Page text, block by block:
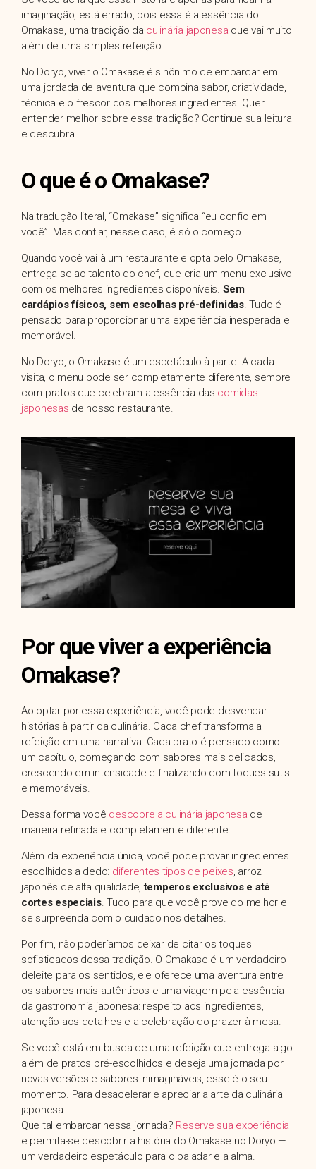
imaginação, está errado, pois essa é a essência do
Omakase, uma tradição da culinária japonesa que vai muito
além de uma simples refeição.
No Doryo, viver o Omakase é sinônimo de embarcar em
uma jordada de aventura que combina sabor, criatividade,
técnica e o frescor dos melhores ingredientes. Quer
entender melhor sobre essa tradição? Continue sua leitura
e descubra!
O que é o Omakase?
Na tradução literal, “Omakase” significa “eu confio em
você”. Mas confiar, nesse caso, é só o começo.
Quando você vai à um restaurante e opta pelo Omakase,
entrega-se ao talento do chef, que cria um menu exclusivo
com os melhores ingredientes disponíveis. Sem
cardápios físicos, sem escolhas pré-definidas. Tudo é
pensado para proporcionar uma experiência inesperada e
memorável.
No Doryo, o Omakase é um espetáculo à parte. A cada
visita, o menu pode ser completamente diferente, sempre
com pratos que celebram a essência das comidas
japonesas de nosso restaurante.
Por que viver a experiência
Omakase?
Ao optar por essa experiência, você pode desvendar
histórias à partir da culinária. Cada chef transforma a
refeição em uma narrativa. Cada prato é pensado como
um capítulo, começando com sabores mais delicados,
crescendo em intensidade e finalizando com toques sutis
e memoráveis.
Dessa forma você descobre a culinária japonesa de
maneira refinada e completamente diferente.
Além da experiência única, você pode provar ingredientes
escolhidos a dedo: diferentes tipos de peixes, arroz
japonês de alta qualidade,temperos exclusivos e até
cortes especiais. Tudo para que você prove do melhor e
se surpreenda com o cuidado nos detalhes.
Por fim, não poderíamos deixar de citar os toques
sofisticados dessa tradição. O Omakase é um verdadeiro
deleite para os sentidos, ele oferece uma aventura entre
os sabores mais autênticos e uma viagem pela essência
da gastronomia japonesa: respeito aos ingredientes,
atenção aos detalhes e a celebração do prazer à mesa.
Se você está em busca de uma refeição que entrega algo
além de pratos pré-escolhidos e deseja uma jornada por
novas versões e sabores inimagináveis, esse é o seu
momento. Para desacelerar e apreciar a arte da culinária
japonesa.
Que tal embarcar nessa jornada? Reserve sua experiência
e permita-se descobrir a história do Omakase no Doryo —
um verdadeiro espetáculo para o paladar e a alma.